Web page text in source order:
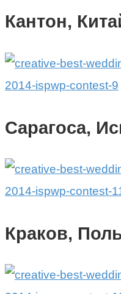
Кантон,
Сарагоса,
Краков,